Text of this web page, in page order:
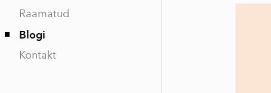
Raamatud
Blogi
Kontakt